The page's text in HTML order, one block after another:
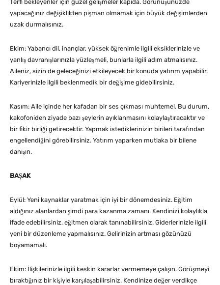
Terfi bekleyenler için güzel gelişmeler kapıda. Görünüşünüzde
yapacağınız değişiklikten pişman olmamak için büyük değişimlerden
uzak durmalısınız.
Ekim: Yabancı dil, inançlar, yüksek öğrenimle ilgili eksiklerinizle ve
yanlış davranışlarınızla yüzleşmeli, bunlarla ilgili adım atmalısınız.
Aileniz, sizin de geleceğinizi etkileyecek bir konuda yatırım yapabilir.
Kariyerinizle ilgili beklenmedik bir değişime gidebilirsiniz.
Kasım: Aile içinde her kafadan bir ses çıkması muhtemel. Bu durum,
kakofoniden ziyade bazı şeylerin ayıklanmasını kolaylaştıracaktır ve
bir fikir birliği getirecektir. Yapmak istediklerinizin birileri tarafından
engellendiğini görebilirsiniz. Yatırım yaparken mutlaka bir bilene
danışın.
BAŞAK
Eylül: Yeni kaynaklar yaratmak için iyi bir dönemdesiniz. Eğitim
aldığınız alanlardan şimdi para kazanma zamanı. Kendinizi kolaylıkla
ifade edebilirsiniz, eğitmen olarak tanınabilirsiniz. Giderlerinizle ilgili
yeni bir düzenleme yapmalısınız. Gelirinizin artması gözünüzü
boyamamalı.
Ekim: İlişkilerinizle ilgili keskin kararlar vermemeye çalışın. Görüşmeyi
bıraktığınız bir kişiyle karşılaşabilirsiniz. Kendinize değer verdikçe